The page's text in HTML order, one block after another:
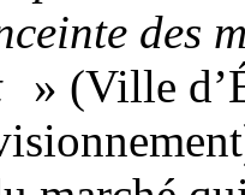
des
» (Ville